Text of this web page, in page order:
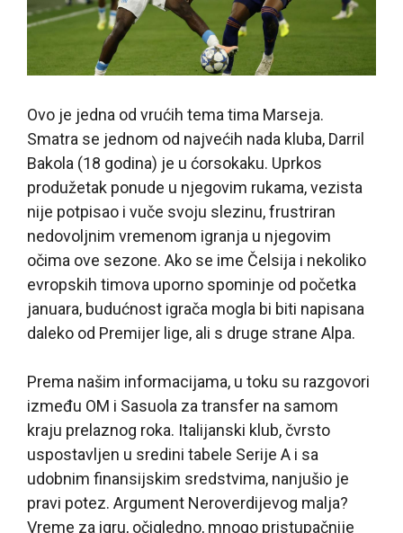
Ovo je jedna od vrućih tema tima Marseja.
Smatra se jednom od najvećih nada kluba, Darril
Bakola (18 godina) je u ćorsokaku. Uprkos
produžetak ponude u njegovim rukama, vezista
nije potpisao i vuče svoju slezinu, frustriran
nedovoljnim vremenom igranja u njegovim
očima ove sezone. Ako se ime Čelsija i nekoliko
evropskih timova uporno spominje od početka
januara, budućnost igrača mogla bi biti napisana
daleko od Premijer lige, ali s druge strane Alpa.
Prema našim informacijama, u toku su razgovori
između OM i Sasuola za transfer na samom
kraju prelaznog roka. Italijanski klub, čvrsto
uspostavljen u sredini tabele Serije A i sa
udobnim finansijskim sredstvima, nanjušio je
pravi potez. Argument Neroverdijevog malja?
Vreme za igru, očigledno, mnogo pristupačnije